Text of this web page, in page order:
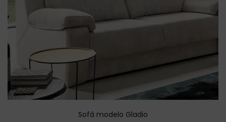
Sofá modelo Gladio